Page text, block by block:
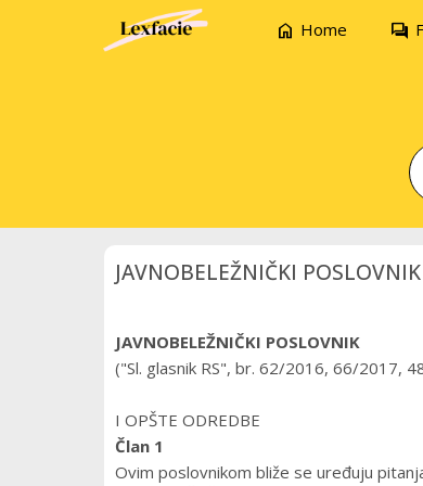
home Home forum
JAVNOBELEŽNIČKI
JAVNOBELEŽNIČKI POSLOVNIK
("Sl. glasnik RS", br. 62/2016, 66/2017,
I OPŠTE ODREDBE
Član 1
Ovim poslovnikom bliže se uređuju